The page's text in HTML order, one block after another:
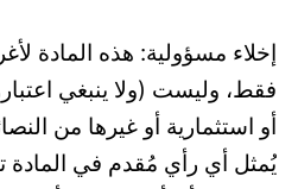
إخلاء مسؤولية: هذه المادة
فقط، وليست (ولا ينبغي
أو استثمارية أو غيرها من